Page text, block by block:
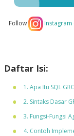
Follow Instagram
Daftar Isi:
1. Apa Itu SQL
2. Sintaks Dasar
3. Fungsi-Fungsi
4. Contoh